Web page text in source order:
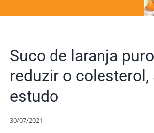
Suco de laranja
reduzir o colesterol,
estudo
30/07/2021